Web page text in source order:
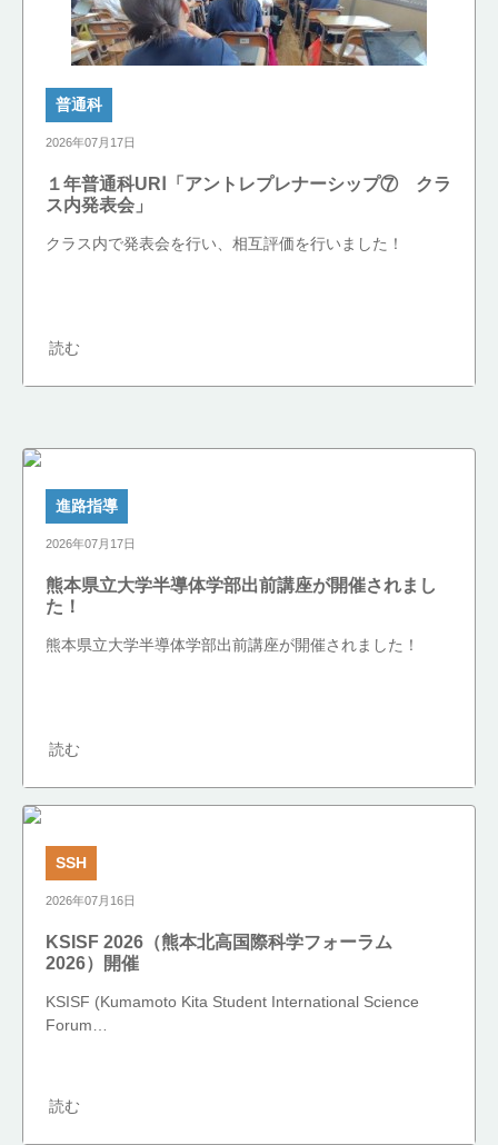
普通科
2026年07月17日
１年普通科URⅠ「アントレプレナーシップ⑦ クラ
ス内発表会」
クラス内で発表会を行い、相互評価を行いました！
読む
進路指導
2026年07月17日
熊本県立大学半導体学部出前講座が開催されまし
た！
熊本県立大学半導体学部出前講座が開催されました！
読む
SSH
2026年07月16日
KSISF 2026（熊本北高国際科学フォーラム
2026）開催
KSISF (Kumamoto Kita Student International Science
Forum…
読む